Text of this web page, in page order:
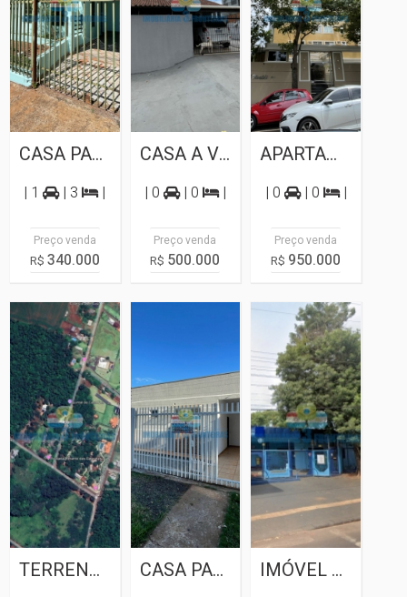
CASA PARA VENDA NO JARDIM BELVEDERE
| 1 | 3 |
Preço venda
R$ 340.000
CASA A VENDA MARACANA
| 0 | 0 |
Preço venda
R$ 500.000
APARTAMENTO PARA VENDA NO CENTRO DE...
| 0 | 0 |
Preço venda
R$ 950.000
Terreno
TERRENO A VENDA PROXIMO A AVENIDA CATARATAS CASA PARA VENDA NA AVENIDA GRAMADO
Sala
Comercial
IMÓVEL COMERCIAL PARA VENDA NA VILA...